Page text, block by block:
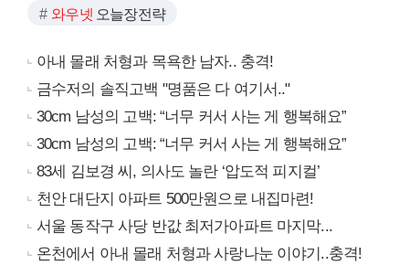
와우넷 오늘장전략
아내 몰래 처형과 목욕한 남자.. 충격!
금수저의 솔직고백 "명품은 다 여기서.."
30cm 남성의 고백: “너무 커서 사는 게 행복해요”
30cm 남성의 고백: “너무 커서 사는 게 행복해요”
83세 김보경 씨, 의사도 놀란 ‘압도적 피지컬’
천안 대단지 아파트 500만원으로 내집마련!
서울 동작구 사당 반값 최저가아파트 마지막...
온천에서 아내 몰래 처형과 사랑나눈 이야기..충격!